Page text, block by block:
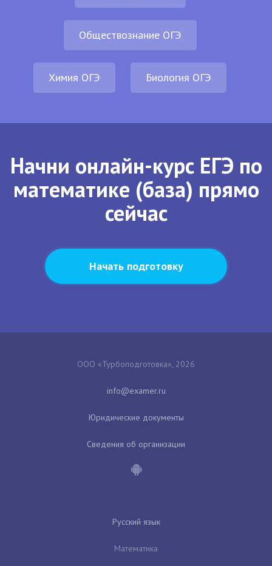
Обществознание ОГЭ
Химия ОГЭ Биология ОГЭ
Начни онлайн-курс ЕГЭ по
математике (база) прямо
сейчас
Начать подготовку
ООО «Турбоподготовка», 2026
Юридические документы
Сведения об организации
Русский язык
Математика